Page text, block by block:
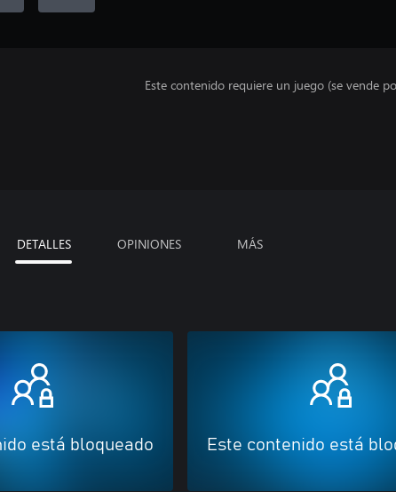
Este contenido requiere un juego (se vende
DETALLES OPINIONES MÁS
está bloqueado Este contenido está